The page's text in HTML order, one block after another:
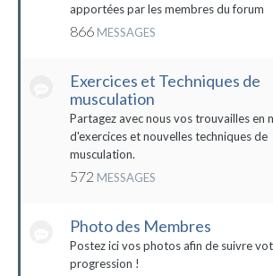
apportées par les membres du forum
866 MESSAGES
Exercices et Techniques de
musculation
Partagez avec nous vos trouvailles en
d'exercices et nouvelles techniques de
musculation.
572 MESSAGES
Photo des Membres
Postez ici vos photos afin de suivre
progression !